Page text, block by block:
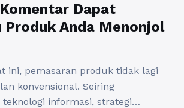
Dapat
Produk Anda Menonjol
ini, pemasaran produk tidak lagi
konvensional. Seiring
teknologi informasi, strategi